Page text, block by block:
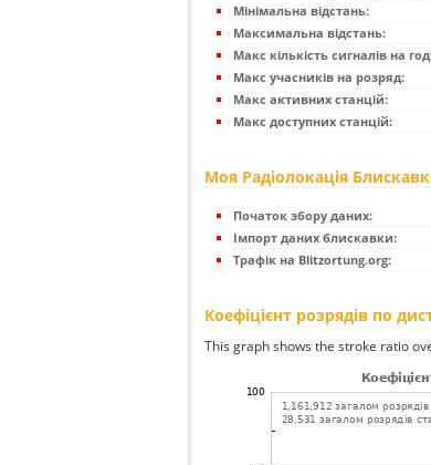
Мінімальна відстань:
Максимальна відстань:
Макс кількість сигналів на
Макс учасників на розряд:
Макс активних станцій:
Макс доступних станцій:
Моя Радіолокація
Початок збору даних:
Імпорт даних блискавки:
Трафік на Blitzortung.org:
Коефіцієнт розрядів по
This graph shows the stroke ratio